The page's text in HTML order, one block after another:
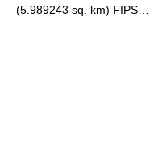
(5.989243 sq. km)